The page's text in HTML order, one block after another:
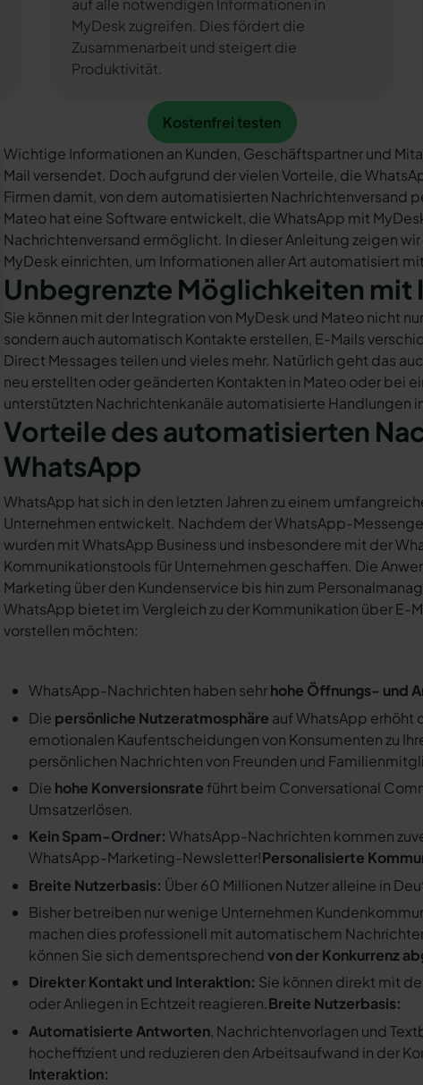
auf alle notwendigen Informationen in
MyDesk zugreifen. Dies fördert die
Zusammenarbeit und steigert die
Produktivität.
Kostenfrei testen
Kostenfrei testen
Wichtige Informationen an Kunden, Geschäftspartner und
Mail versendet. Doch aufgrund der vielen Vorteile, die
Firmen damit, von dem automatisierten Nachrichtenversand
Mateo hat eine Software entwickelt, die WhatsApp mit
Nachrichtenversand ermöglicht. In dieser Anleitung zeigen
MyDesk einrichten, um Informationen aller Art automatisiert
Unbegrenzte Möglichkeiten mit
Sie können mit der Integration von MyDesk und Mateo nicht
sondern auch automatisch Kontakte erstellen, E-Mails
Direct Messages teilen und vieles mehr. Natürlich geht das
neu erstellten oder geänderten Kontakten in Mateo oder bei
unterstützten Nachrichtenkanäle automatisierte Handlungen
Vorteile des automatisierten
WhatsApp
WhatsApp hat sich in den letzten Jahren zu einem
Unternehmen entwickelt. Nachdem der WhatsApp-
wurden mit WhatsApp Business und insbesondere mit der
Kommunikationstools für Unternehmen geschaffen. Die
Marketing über den Kundenservice bis hin zum
WhatsApp bietet im Vergleich zu der Kommunikation über E-
vorstellen möchten:
WhatsApp-Nachrichten haben sehrhohe Öffnungs- und
Die persönliche Nutzeratmosphäre auf WhatsApp erhöht
emotionalen Kaufentscheidungen von Konsumenten zu
persönlichen Nachrichten von Freunden und
Die hohe Konversionsrate führt beim Conversational
Umsatzerlösen.
Kein Spam-Ordner: WhatsApp-Nachrichten kommen
WhatsApp-Marketing-Newsletter!Personalisierte
Breite Nutzerbasis: Über 60 Millionen Nutzer alleine in
Bisher betreiben nur wenige Unternehmen
machen dies professionell mit automatischem
können Sie sich dementsprechendvon der Konkurrenz
Direkter Kontakt und Interaktion: Sie können direkt mit
oder Anliegen in Echtzeit reagieren.Breite Nutzerbasis:
Automatisierte Antworten, Nachrichtenvorlagen und
hocheffizient und reduzieren den Arbeitsaufwand in der
Interaktion: